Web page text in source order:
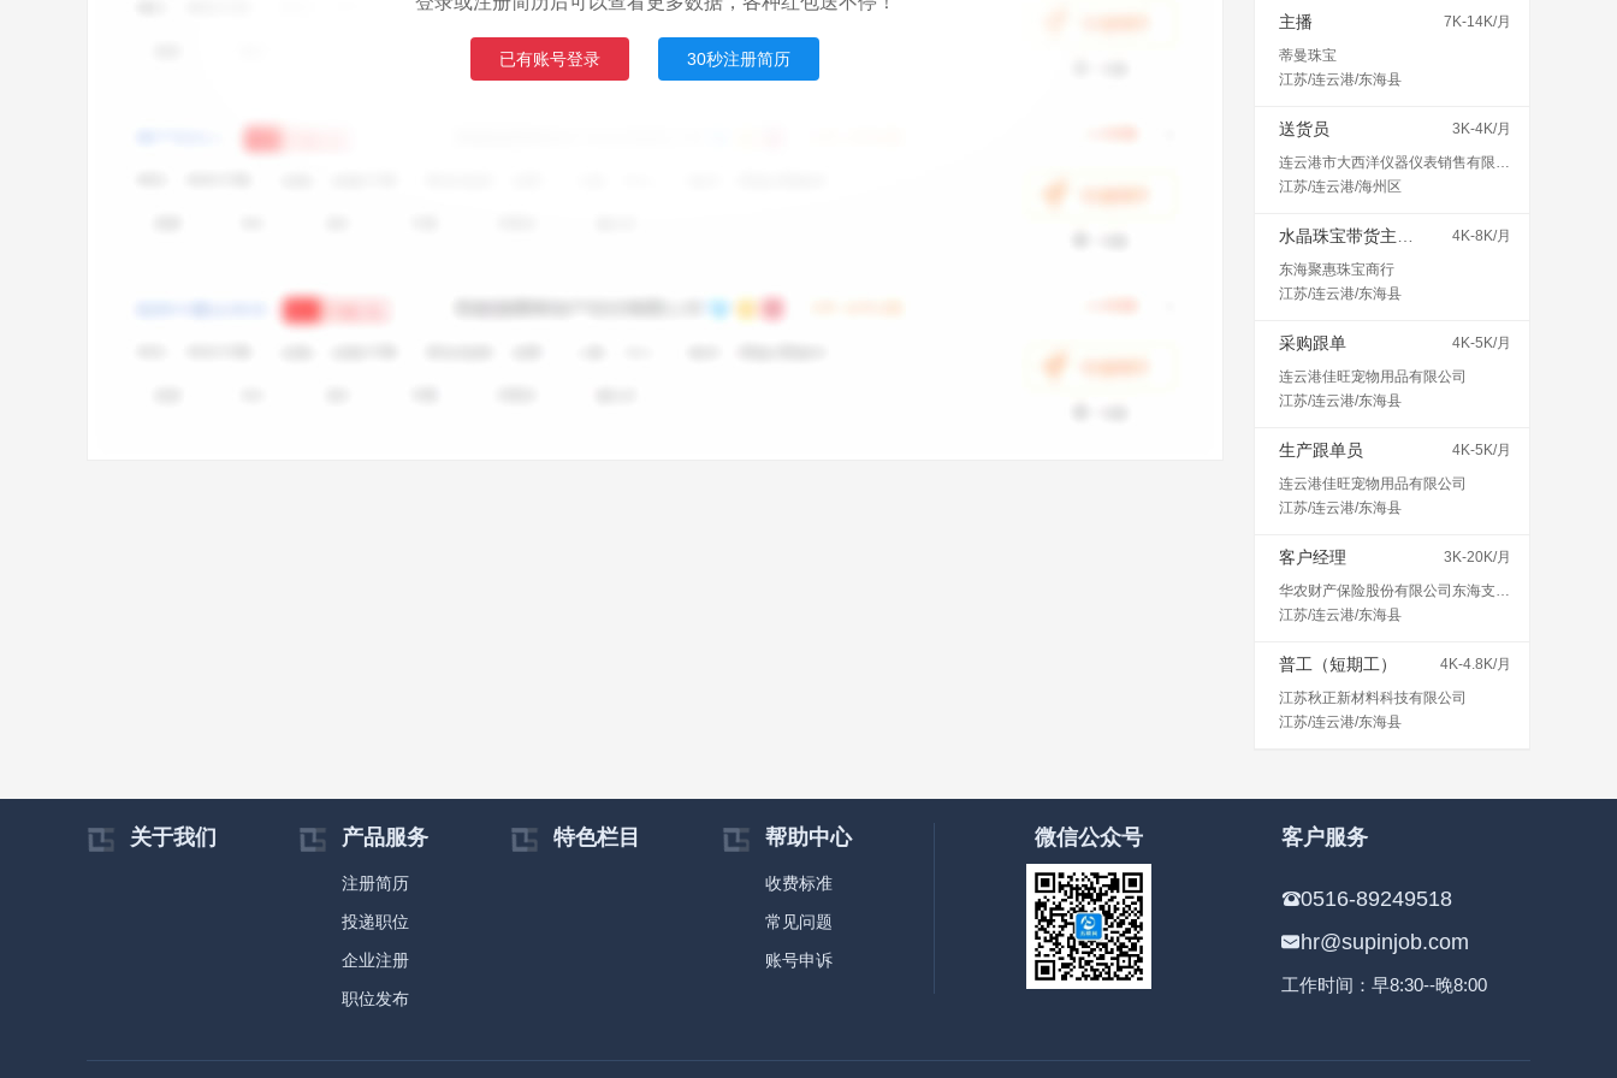
已有账号登录 30秒注册简历
主播
7K-14K/月
蒂曼珠宝
江苏/连云港/东海县
送货员
3K-4K/月
连云港市大西洋仪器仪表销售有限公司
江苏/连云港/海州区
4K-8K/月
东海聚惠珠宝商行
江苏/连云港/东海县
采购跟单
4K-5K/月
连云港佳旺宠物用品有限公司
江苏/连云港/东海县
生产跟单员
4K-5K/月
连云港佳旺宠物用品有限公司
江苏/连云港/东海县
客户经理
3K-20K/月
华农财产保险股份有限公司东海支公司
江苏/连云港/东海县
普工（短期工）
4K-4.8K/月
江苏秋正新材料科技有限公司
江苏/连云港/东海县
关于我们 产品服务
注册简历
投递职位
企业注册
职位发布
特色栏目 帮助中心
收费标准
常见问题
账号申诉
微信公众号 客户服务
0516-89249518
hr@supinjob.com
工作时间：早8:30--晚8:00